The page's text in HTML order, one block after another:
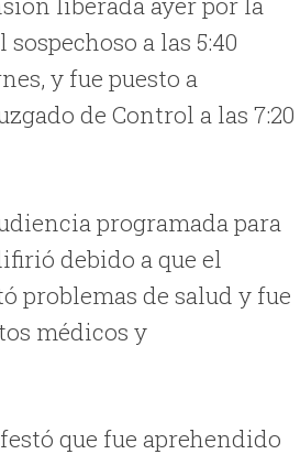
a las 5:40
y fue puesto a
de Control a las 7:20
programada para
debido a que el
problemas de salud y fue
médicos y
que fue aprehendido